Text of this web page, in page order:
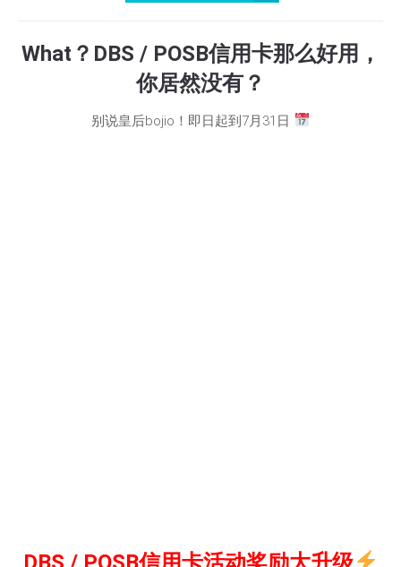
What？DBS / POSB信用卡那么好用，
你居然没有？
别说皇后bojio！即日起到7月31日